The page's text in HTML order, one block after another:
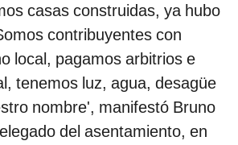
casas construidas, ya hubo
contribuyentes con
local, pagamos arbitrios e
tenemos luz, agua, desagüe
nombre', manifestó Bruno
del asentamiento, en